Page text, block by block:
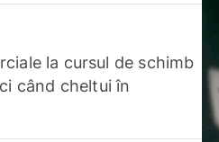
la cursul de schimb
când cheltui în